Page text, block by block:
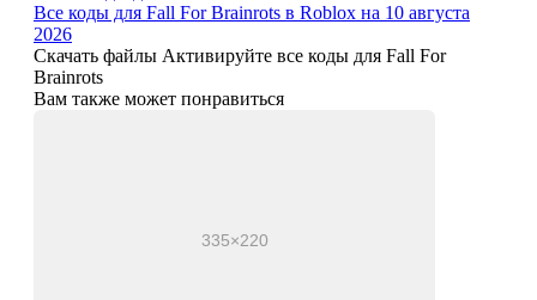
Все коды для Fall For Brainrots в Roblox на 10 августа
2026
Скачать файлы Активируйте все коды для Fall For
Brainrots
Вам также может понравиться